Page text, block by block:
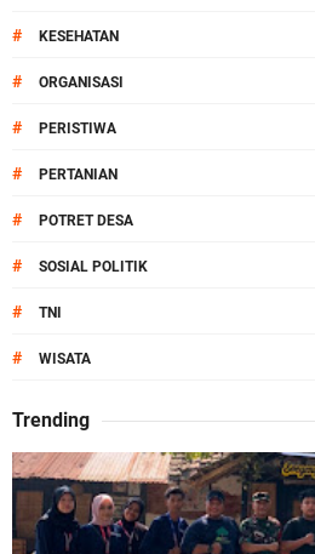
# KESEHATAN
# ORGANISASI
# PERISTIWA
# PERTANIAN
# POTRET DESA
# SOSIAL POLITIK
# TNI
# WISATA
Trending